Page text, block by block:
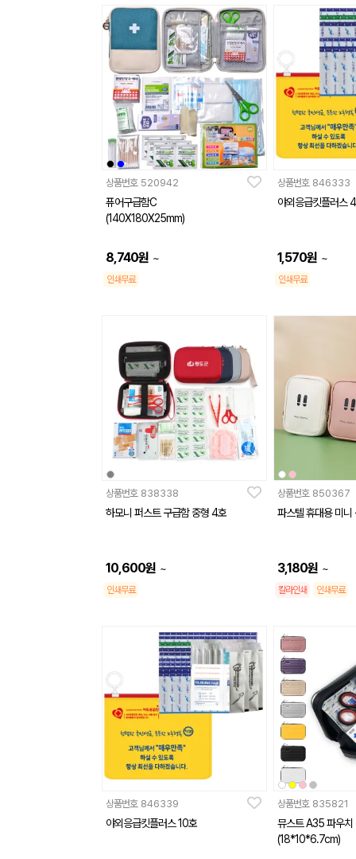
상품번호 520942
퓨어구급함C
(140X180X25mm)
8,740원 ~
인쇄무료
상품번호 846333
야외응급킷플러스
1,570원 ~
인쇄무료
상품번호 838338
하모니 퍼스트 구급함 중형 4호
10,600원 ~
인쇄무료
상품번호 850367
파스텔 휴대용 미니
3,180원 ~
칼라인쇄 인쇄무료
상품번호 846339
야외응급킷플러스 10호
상품번호 835821
뮤스트 A35 파우치
(18*10*6.7cm)